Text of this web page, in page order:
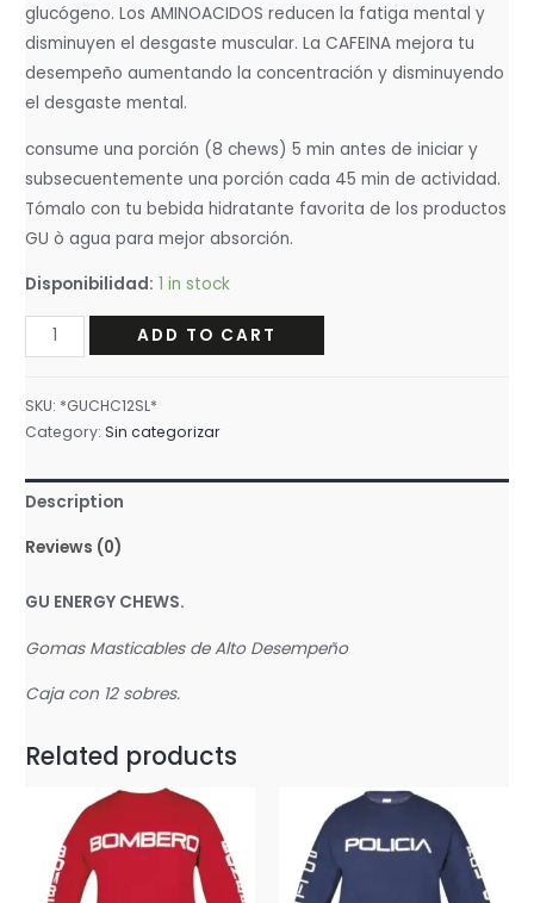
glucógeno. Los AMINOACIDOS reducen la fatiga mental y
disminuyen el desgaste muscular. La CAFEINA mejora tu
desempeño aumentando la concentración y disminuyendo
el desgaste mental.
consume una porción (8 chews) 5 min antes de iniciar y
subsecuentemente una porción cada 45 min de actividad.
Tómalo con tu bebida hidratante favorita de los productos
GU ò agua para mejor absorción.
Disponibilidad: 1 in stock
CAJA
/12
GU
CHEWS
SALTED
LIME
quantity
ADD TO CART
SKU: *GUCHC12SL*
Category:Sin categorizar
Description
Reviews (0)
GU ENERGY CHEWS.
Gomas Masticables de Alto Desempeño
Caja con 12 sobres.
Related products